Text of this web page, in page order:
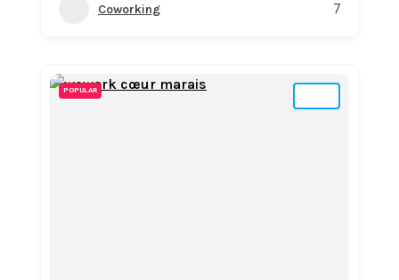
Coworking 7
POPULAR